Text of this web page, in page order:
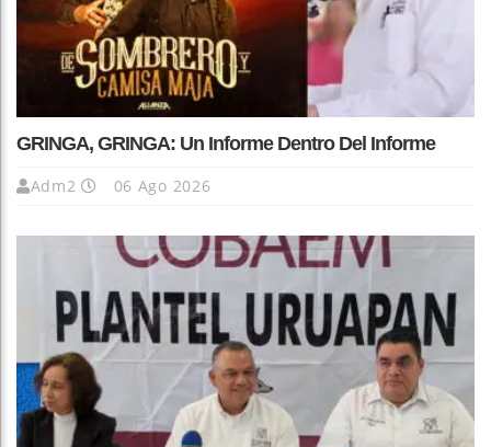
GRINGA, GRINGA: Un Informe Dentro Del Informe
Adm2 06 Ago 2026